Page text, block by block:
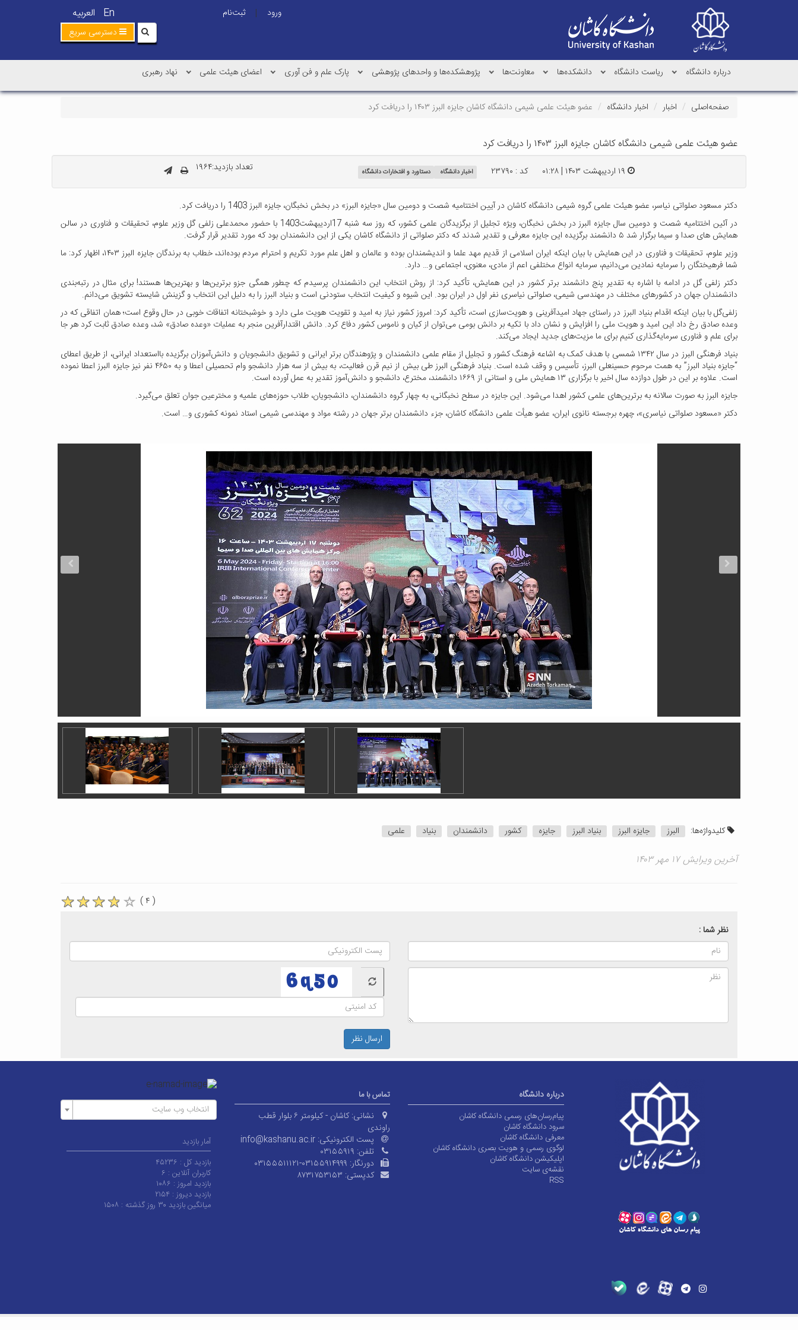
En العربیه ورود |
ثبت‌نام
دسترسی سریع
درباره دانشگاه ریاست دانشگاه دانشکده‌ها معاونت‌ها پژوهشکده‌ها و واحدهای پژوهشی پارک علم و فن آوری اعضای هیئت علمی نهاد رهبری
صفحه‌اصلی اخبار اخبار دانشگاه عضو هیئت علمی شیمی دانشگاه کاشان جایزه البرز ۱۴۰۳ را دریافت کرد
عضو هیئت علمی شیمی دانشگاه کاشان جایزه البرز ۱۴۰۳ را دریافت کرد
۱۹ اردیبهشت ۱۴۰۳ | ۰۱:۲۸ کد : ۲۳۷۹۰ اخبار دانشگاه دستاورد و افتخارات دانشگاه تعداد بازدید:۱۹۶۴
دکتر مسعود صلواتی نیاسر، عضو هیئت علمی گروه شیمی دانشگاه کاشان در آیین اختتامیه شصت و دومین سال «جایزه البرز» در بخش نخبگان، جایزه البرز 1403 را دریافت کرد.
در آئین اختتامیه شصت و دومین سال جایزه البرز در بخش نخبگان، ویژه تجلیل از برگزیدگان علمی کشور، که روز سه شنبه 17اردیبهشت1403 با حضور محمدعلی زلفی گل وزیر علوم، تحقیقات و فناوری در سالن
همایش های صدا و سیما برگزار شد ۵ دانشمند برگزیده این جایزه معرفی و تقدیر شدند که دکتر صلواتی از دانشگاه کاشان یکی از این دانشمندان بود که مورد تقدیر قرار گرفت.
وزیر علوم، تحقیقات و فناوری در این همایش با بیان اینکه ایران اسلامی از قدیم مهد علما و‌ اندیشمندان بوده و عالمان و اهل علم مورد تکریم و احترام مردم بوده‌اند، خطاب به برندگان جایزه البرز ۱۴۰۳، اظهار کرد: ما
شما فرهیختگان را سرمایه نمادین می‌دانیم، سرمایه انواع مختلفی اعم از مادی، معنوی، اجتماعی و… دارد.
دکتر زلفی گل در ادامه با اشاره به تقدیر پنج دانشمند برتر کشور در این همایش، تأکید کرد: از روش انتخاب این دانشمندان پرسیدم که چطور همگی جزو برترین‌ها و بهترین‌ها هستند! برای مثال در رتبه‌بندی
دانشمندان جهان در کشور‌های مختلف در مهندسی شیمی، صلواتی نیاسری نفر اول در ایران بود. این شیوه و کیفیت انتخاب ستودنی است و بنیاد البرز را به دلیل این انتخاب و گزینش شایسته تشویق می‌دانم.
زلفی‌گل با بیان اینکه اقدام بنیاد البرز در راستای جهاد‌ امیدآفرینی و هویت‌سازی است، تأکید کرد: امروز کشور نیاز به ‌امید و تقویت هویت ملی دارد و خوشبختانه اتفاقات خوبی در حال وقوع است؛ همان اتفاقی که در
وعده صادق رخ داد این‌ امید و هویت ملی را افزایش و نشان داد با تکیه بر دانش بومی می‌توان از کیان و ناموس کشور دفاع کرد. دانش اقتدارآفرین منجر به عملیات «وعده صادق» شد، وعده صادق ثابت کرد هر جا
برای علم و فناوری سرمایه‌گذاری کنیم برای ما مزیت‌های جدید ایجاد می‌کند.
بنیاد فرهنگی البرز در سال ۱۳۴۲ شمسی با هدف کمک به اشاعه فرهنگ کشور و تجلیل از مقام علمی دانشمندان و پژوهندگان برتر ایرانی و تشویق دانشجویان و دانش‌آموزان برگزیده بااستعداد ایرانی، از طریق اعطای
“جایزه بنیاد البرز” به همت مرحوم حسینعلی البرز، تأسیس و وقف شده است. بنیاد فرهنگی البرز طی بیش از نیم قرن فعالیت، به بیش از سه هزار دانشجو وام تحصیلی اعطا و به ۴۶۵۰ نفر نیز جایزه البرز اعطا نموده
است. علاوه بر این در طول دوازده سال اخیر با برگزاری ۱۳ همایش ملی و استانی از ۱۶۶۹ دانشمند، مخترع، دانشجو و دانش‌آموز تقدیر به عمل آورده است.
جایزه البرز به ‌صورت سالانه به برترین‌های علمی کشور اهدا می‌شود. این جایزه در سطح نخبگانی، به چهار گروه دانشمندان، دانشجویان، طلاب حوزه‌های علمیه و مخترعین جوان تعلق می‌گیرد.
دکتر «مسعود صلواتی نیاسری»، چهره برجسته نانوی ایران، عضو هیأت علمی دانشگاه کاشان، جزء دانشمندان برتر جهان در رشته مواد و مهندسی شیمی استاد نمونه کشوری و… است.
کلیدواژه‌ها: البرز جایزه البرز بنیاد البرز جایزه کشور دانشمندان بنیاد علمی
آخرین ویرایش ۱۷ مهر ۱۴۰۳
( ۴ )
نظر شما :
ارسال نظر
درباره دانشگاه
پیام‌رسان‌های رسمی دانشگاه کاشان
سرود دانشگاه کاشان
معرفی دانشگاه کاشان
لوگوی رسمی و هویت بصری دانشگاه کاشان
اپلیکیشن دانشگاه کاشان
نقشه‌ی سایت
RSS
تماس با ما
نشانی:
کاشان - کیلومتر ۶ بلوار قطب
راوندی
پست الکترونیکی: info@kashanu.ac.ir
تلفن: ۰۳۱۵۵۹۱۹
دورنگار: ۰۳۱۵۵۵۱۱۱۲۱-۰۳۱۵۵۹۱۴۹۹۹
کدپستی: ۸۷۳۱۷۵۳۱۵۳
انتخاب وب سایت
آمار بازدید
بازدید کل : ۴۵۲۳۶
کاربران آنلاین : ۶
بازدید امروز : ۱۰۸۶
بازدید دیروز : ۲۱۵۴
میانگین بازدید ۳۰ روز گذشته :
۱۵۰۸